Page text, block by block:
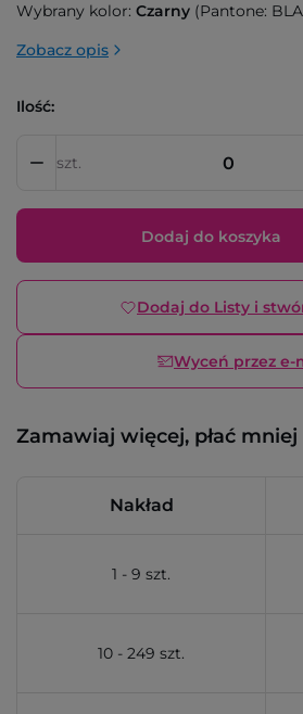
Wybrany kolor: Czarny (Pantone:
Zobacz opis
Ilość:
szt.
Dodaj do koszyka
Dodaj do Listy i
Wyceń przez e-
Zamawiaj więcej, płać mniej
Nakład
1 - 9 szt.
10 - 249 szt.